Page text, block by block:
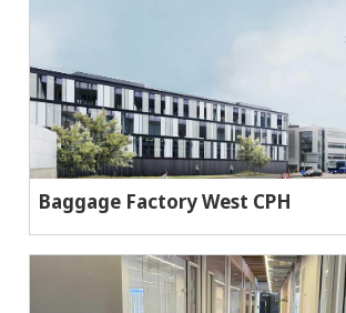
Baggage Factory West CPH